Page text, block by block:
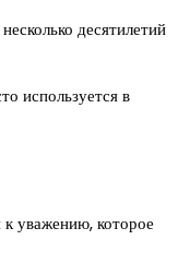
десятилетий
используется в
уважению, которое